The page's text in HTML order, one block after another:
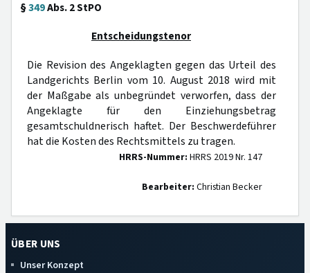
§349Abs. 2 StPO
Entscheidungstenor
Die Revision des Angeklagten gegen das Urteil des
Landgerichts Berlin vom 10. August 2018 wird mit
der Maßgabe als unbegründet verworfen, dass der
Angeklagte für den Einziehungsbetrag
gesamtschuldnerisch haftet. Der Beschwerdeführer
hat die Kosten des Rechtsmittels zu tragen.
HRRS-Nummer: HRRS 2019 Nr. 147
Bearbeiter: Christian Becker
ÜBER UNS
Unser Konzept